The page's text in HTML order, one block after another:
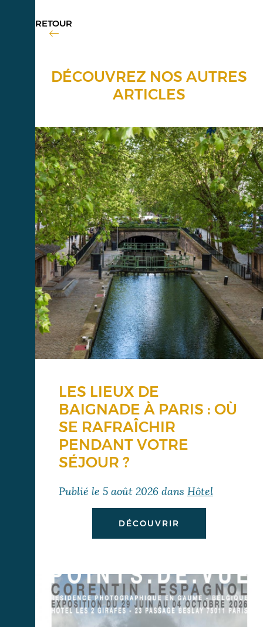
RETOUR
DÉCOUVREZ NOS AUTRES
ARTICLES
LES LIEUX DE
BAIGNADE À PARIS : OÙ
SE RAFRAÎCHIR
PENDANT VOTRE
SÉJOUR ?
Publié le 5 août 2026 dans Hôtel
DÉCOUVRIR